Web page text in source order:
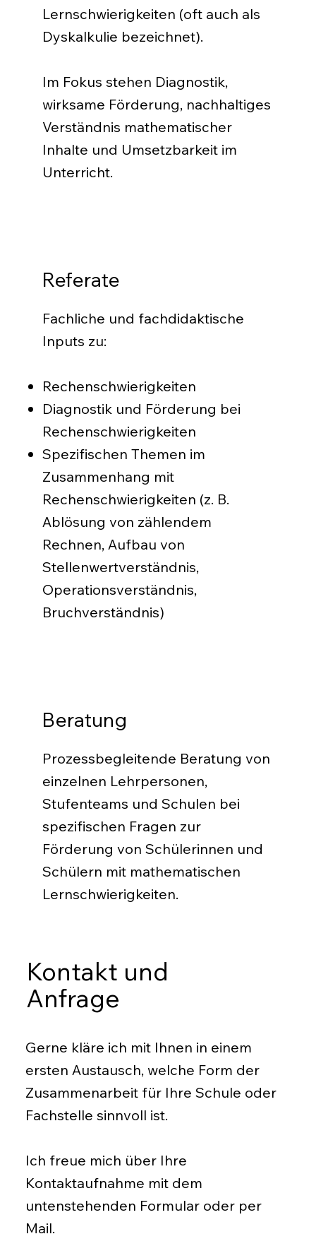
Lernschwierigkeiten (oft auch als
Dyskalkulie bezeichnet).
Im Fokus stehen Diagnostik,
wirksame Förderung, nachhaltiges
Verständnis mathematischer
Inhalte und Umsetzbarkeit im
Unterricht.
Referate
Fachliche und fachdidaktische
Inputs zu:
Rechenschwierigkeiten
Diagnostik und Förderung bei
Rechenschwierigkeiten
Spezifischen Themen im
Zusammenhang mit
Rechenschwierigkeiten (z. B.
Ablösung von zählendem
Rechnen, Aufbau von
Stellenwertverständnis,
Operationsverständnis,
Bruchverständnis)
Beratung
Prozessbegleitende Beratung von
einzelnen Lehrpersonen,
Stufenteams und Schulen bei
spezifischen Fragen zur
Förderung von Schülerinnen und
Schülern mit mathematischen
Lernschwierigkeiten.
Kontakt und
Anfrage
Gerne kläre ich mit Ihnen in einem
ersten Austausch, welche Form der
Zusammenarbeit für Ihre Schule oder
Fachstelle sinnvoll ist.
Ich freue mich über Ihre
Kontaktaufnahme mit dem
untenstehenden Formular oder per
Mail.